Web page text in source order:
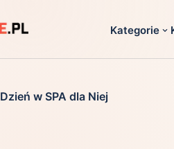
Kategorie
Dzień w SPA dla Niej